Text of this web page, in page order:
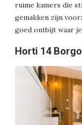
ruime kamers die
gemakken zijn
goed ontbijt waar
Horti 14